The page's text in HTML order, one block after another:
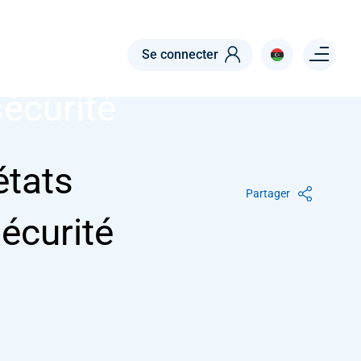
Se connecter Menu right
Partager